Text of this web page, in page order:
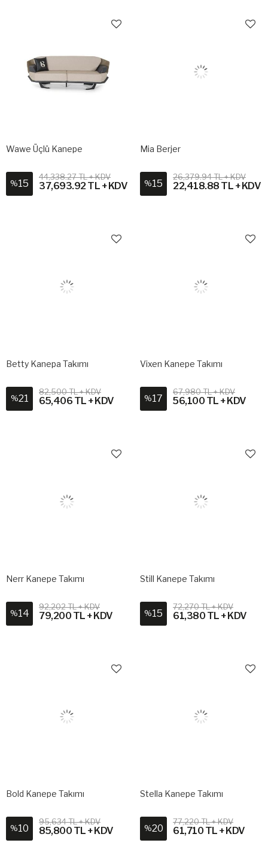
Wawe Üçlü Kanepe
%15
44,338.27 TL + KDV
37,693.92 TL + KDV
Mia Berjer
%15
26,379.94 TL + KDV
22,418.88 TL + KDV
Betty Kanepa Takımı
%21
82,500 TL + KDV
65,406 TL + KDV
Vixen Kanepe Takımı
%17
67,980 TL + KDV
56,100 TL + KDV
Nerr Kanepe Takımı
%14
92,202 TL + KDV
79,200 TL + KDV
Still Kanepe Takımı
%15
72,270 TL + KDV
61,380 TL + KDV
Bold Kanepe Takımı
%10
95,634 TL + KDV
85,800 TL + KDV
Stella Kanepe Takımı
%20
77,220 TL + KDV
61,710 TL + KDV